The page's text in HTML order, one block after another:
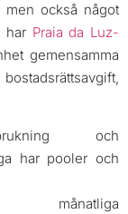
också något
harPraia da Luz-
gemensamma
och
har pooler och
månatliga